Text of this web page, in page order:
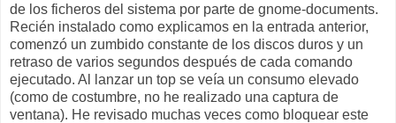
de los ficheros del sistema por parte de gnome-documents.
Recién instalado como explicamos en la entrada anterior,
comenzó un zumbido constante de los discos duros y un
retraso de varios segundos después de cada comando
ejecutado. Al lanzar un top se veía un consumo elevado
(como de costumbre, no he realizado una captura de
ventana). He revisado muchas veces como bloquear este